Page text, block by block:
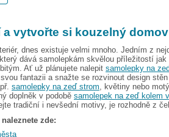
vytvořte si kouzelný domov
dnes existuje velmi mnoho. Jedním z
dává samolepkám skvělou příležitostí
Ať už plánujete nalepit samolepky na
fantazii a snažte se rozvinout design
samolepky na zeď strom , květiny nebo
doplněk v podobě samolepek na zeď kolem
tradiční i nevšední motivy, je rozhodně z
zde: